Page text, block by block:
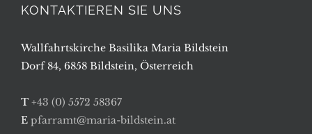
KONTAKTIEREN SIE UNS
Wallfahrtskirche Basilika Maria Bildstein
Dorf 84, 6858 Bildstein, Österreich
T +43 (0) 5572 58367
E pfarramt@maria-bildstein.at